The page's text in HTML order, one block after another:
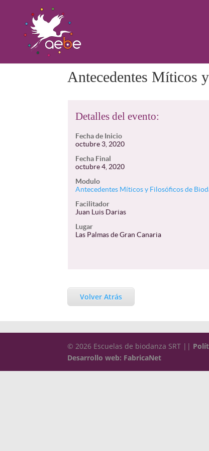
Antecedentes Míticos
Detalles del evento:
Fecha de Inicio
octubre 3, 2020
Fecha Final
octubre 4, 2020
Modulo
Antecedentes Míticos y Filosóficos de
Facilitador
Juan Luis Darias
Lugar
Las Palmas de Gran Canaria
Volver Atrás
© 2026 Escuelas de biodanza SRT ||
Desarrollo web: FabricaNet